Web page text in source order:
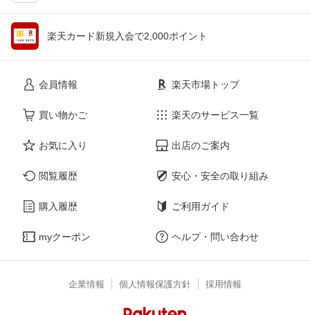
楽天カード新規入会で2,000ポイント
会員情報
買い物かご
お気に入り
閲覧履歴
購入履歴
myクーポン
楽天市場トップ
楽天のサービス一覧
出店のご案内
安心・安全の取り組み
ご利用ガイド
ヘルプ・問い合わせ
企業情報 個人情報保護方針 採用情報